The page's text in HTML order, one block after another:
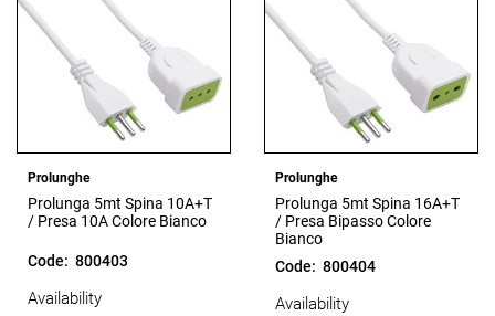
Prolunghe
Prolunga 5mt Spina 10A+T
/ Presa 10A Colore Bianco
Code: 800403
Availability
Prolunghe
Prolunga 5mt Spina 16A+T
/ Presa Bipasso Colore
Bianco
Code: 800404
Availability